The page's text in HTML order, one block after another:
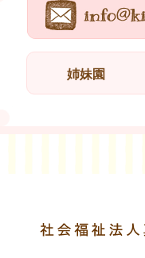
姉妹園